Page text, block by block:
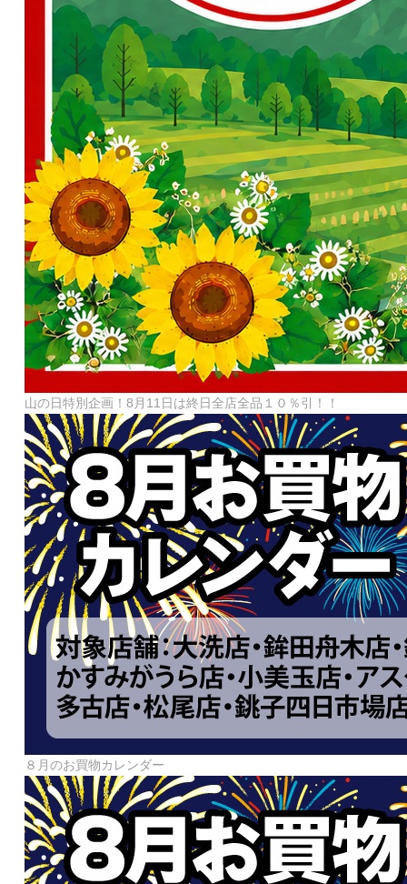
山の日特別企画！8月11日は終日全店全品１０％引！！
８月のお買物カレンダー